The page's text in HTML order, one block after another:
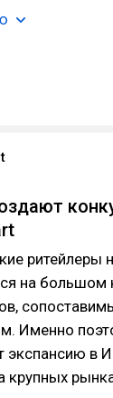
ритейлеры
на большом
Именно
экспансию в
крупных